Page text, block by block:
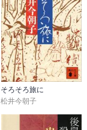
そろそろ旅に
松井今朝子